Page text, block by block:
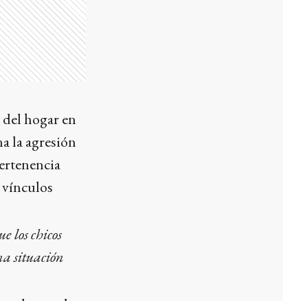
hogar en
la agresión
vínculos
los chicos
situación